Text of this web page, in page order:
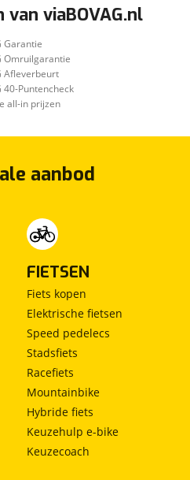
van viaBOVAG.nl
Garantie
Omruilgarantie
Afleverbeurt
40-Puntencheck
all-in prijzen
aanbod
FIETSEN
Fiets kopen
Elektrische fietsen
Speed pedelecs
Stadsfiets
Racefiets
Mountainbike
Hybride fiets
Keuzehulp e-bike
Keuzecoach